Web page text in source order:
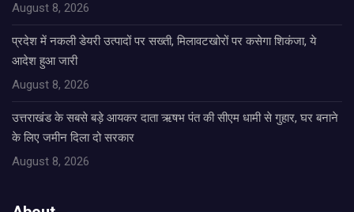
August 8, 2026
प्रदेश में नकली डेयरी उत्पादों पर सख्ती, मिलावटखोरों पर कसेगा शिकंजा, ये
आदेश हुआ जारी
August 8, 2026
उत्तराखंड के सबसे बड़े आयकर दाता ऋषभ पंत की सीएम धामी से गुहार, घर बनाने
के लिए जमीन दिला दो सरकार
August 8, 2026